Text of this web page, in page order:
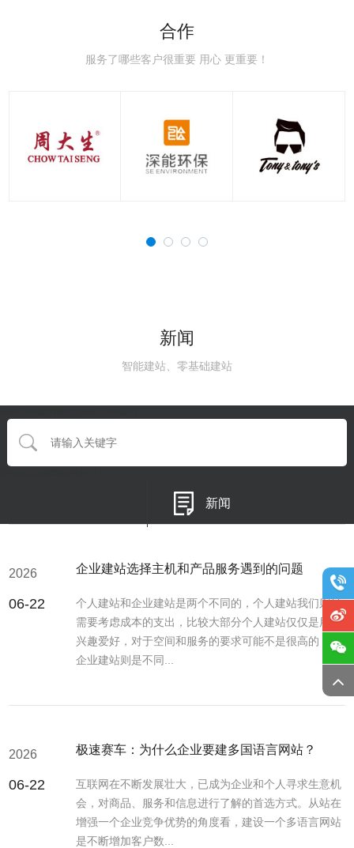
合作
服务了哪些客户很重要 用心 更重要！
新闻
智能建站、零基础建站
新闻
2026
06-22
企业建站选择主机和产品服务遇到的问题
个人建站和企业建站是两个不同的，个人建站我们则是
需要考虑成本的支出，比较大部分个人建站仅仅是用于
兴趣爱好，对于空间和服务的要求可能不是很高的，而
企业建站则是不同...
2026
06-22
极速赛车：为什么企业要建多国语言网站？
互联网在不断发展壮大，已成为企业和个人寻求生意机
会，对商品、服务和信息进行了解的首选方式。从站在
增强一个企业竞争优势的角度看，建设一个多语言网站
是不断增加客户数...